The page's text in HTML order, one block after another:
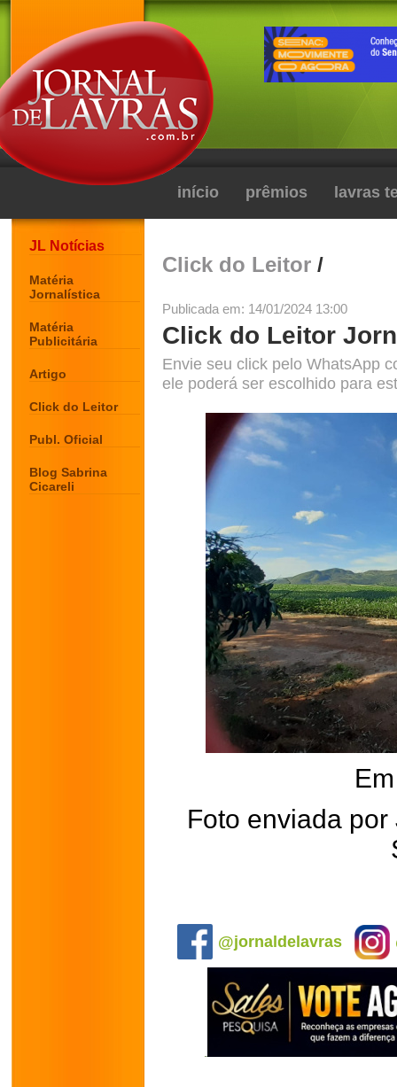
início prêmios lavras
JL Notícias
Matéria
Jornalística
Matéria
Publicitária
Artigo
Click do Leitor
Publ. Oficial
Blog Sabrina
Cicareli
Click do Leitor /
Publicada em: 14/01/2024 13:00
Click do Leitor
Envie seu click pelo WhatsApp
ele poderá ser escolhido para
Foto enviada
@jornaldelavras